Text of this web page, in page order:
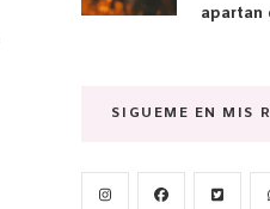
apartan
SIGUEME EN MIS